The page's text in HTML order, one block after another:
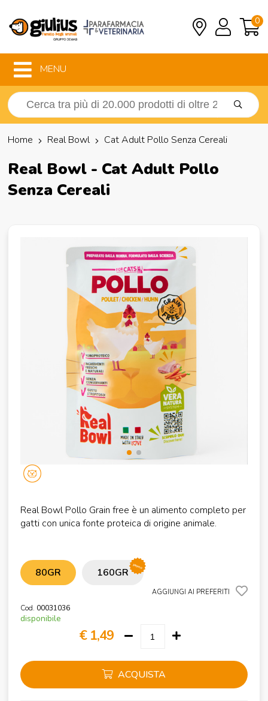
0
MENU
Home Real Bowl Cat Adult Pollo Senza Cereali
Real Bowl - Cat Adult Pollo
Senza Cereali
Real Bowl Pollo Grain free è un alimento completo per
gatti con unica fonte proteica di origine animale.
80GR 160GR promo
AGGIUNGI AI PREFERITI
Cod. 00031036
disponibile
€ 1,49
ACQUISTA